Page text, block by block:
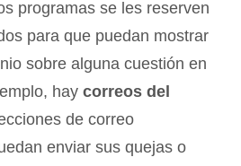
programas se les reserven
para que puedan mostrar
sobre alguna cuestión en
hay correos del
de correo
enviar sus quejas o